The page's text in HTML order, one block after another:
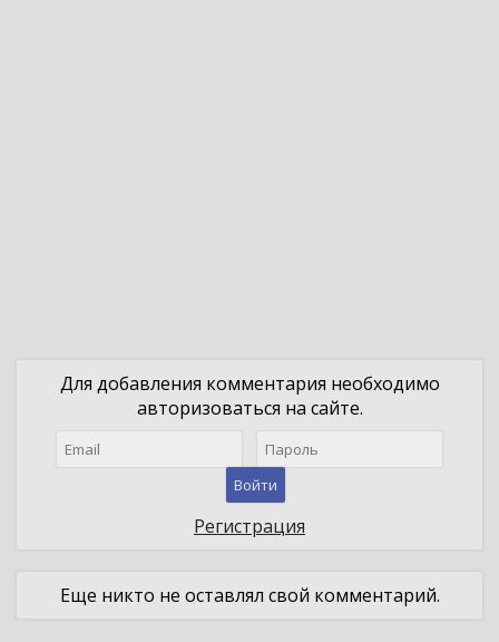
Для добавления комментария необходимо
авторизоваться на сайте.
Войти
Регистрация
Еще никто не оставлял свой комментарий.